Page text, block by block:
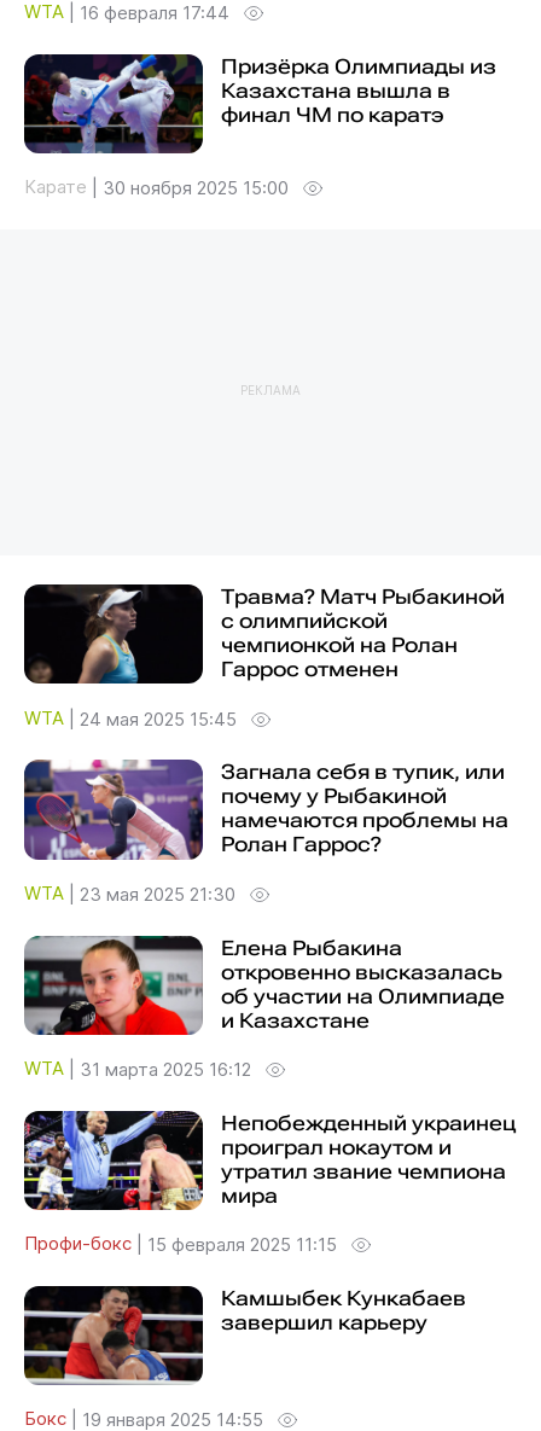
WTA 16 февраля 17:44
Призёрка Олимпиады из
Казахстана вышла в
финал ЧМ по каратэ
Карате 30 ноября 2025 15:00
РЕКЛАМА
Травма? Матч Рыбакиной
с олимпийской
чемпионкой на Ролан
Гаррос отменен
WTA 24 мая 2025 15:45
Загнала себя в тупик, или
почему у Рыбакиной
намечаются проблемы на
Ролан Гаррос?
WTA 23 мая 2025 21:30
Елена Рыбакина
откровенно высказалась
об участии на Олимпиаде
и Казахстане
WTA 31 марта 2025 16:12
Непобежденный украинец
проиграл нокаутом и
утратил звание чемпиона
мира
Профи-бокс 15 февраля 2025 11:15
Камшыбек Кункабаев
завершил карьеру
Бокс 19 января 2025 14:55